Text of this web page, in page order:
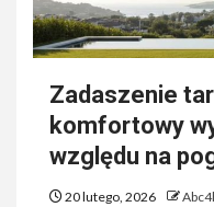
Zadaszenie
komfortowy
względu na
20 lutego, 2026